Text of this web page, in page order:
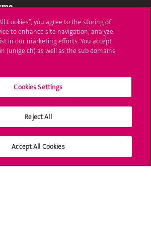
Cookies”, you agree to the storing of
to enhance site navigation, analyze
in our marketing efforts. You accept
(unige.ch) as well as the sub domains
Cookies Settings
Reject All
Accept All Cookies